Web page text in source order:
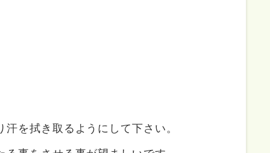
を拭き取るようにして下さい。